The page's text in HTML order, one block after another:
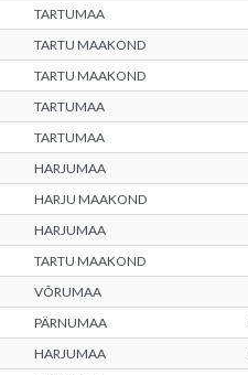
TARTUMAA
TARTU MAAKOND
TARTU MAAKOND
TARTUMAA
TARTUMAA
HARJUMAA
HARJU MAAKOND
HARJUMAA
TARTU MAAKOND
VÕRUMAA
PÄRNUMAA
HARJUMAA